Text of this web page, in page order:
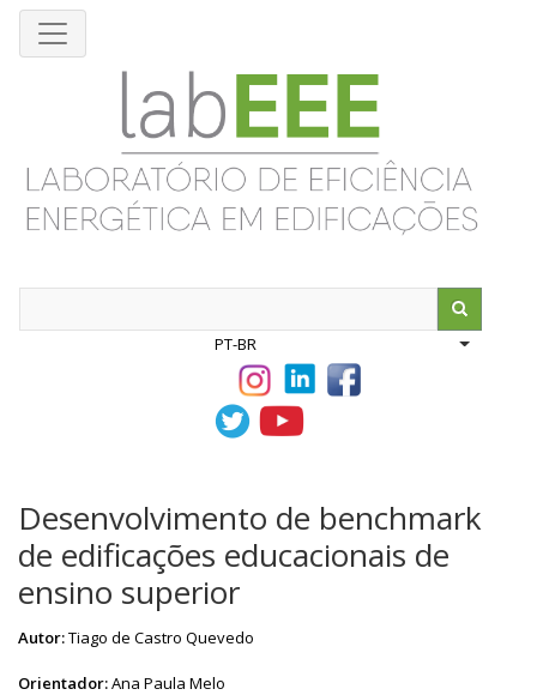
Pular
PT-BR
List
Desenvolvimento de benchmark
de edificações educacionais de
ensino superior
Autor:Tiago de Castro Quevedo
Orientador:Ana Paula Melo